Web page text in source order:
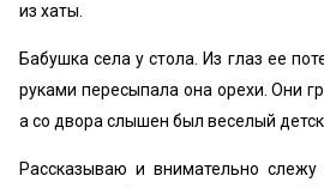
из хаты.
Бабушка села у стола. Из глаз ее
руками пересыпала она орехи. Они
а со двора слышен был веселый
Рассказываю и внимательно